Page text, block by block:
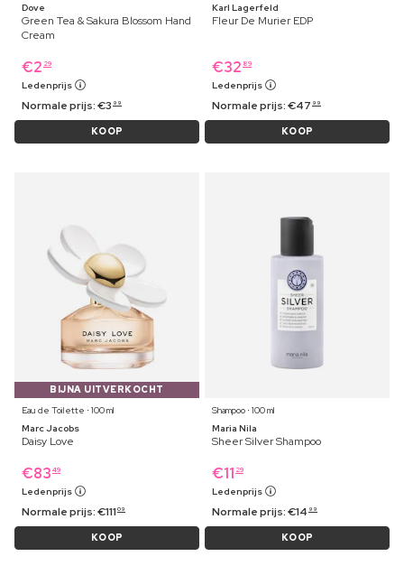
Dove
Green Tea & Sakura Blossom Hand
Cream
€2 29
Ledenprijs
Normale prijs:€3 99
KOOP
Karl Lagerfeld
Fleur De Murier EDP
€32 89
Ledenprijs
Normale prijs:€47 99
KOOP
BIJNA UITVERKOCHT
Eau de Toilette ⋅ 100 ml
Marc Jacobs
Daisy Love
€83 49
Ledenprijs
Normale prijs:€111 09
KOOP
Shampoo ⋅ 100 ml
Maria Nila
Sheer Silver Shampoo
€11 29
Ledenprijs
Normale prijs:€14 99
KOOP